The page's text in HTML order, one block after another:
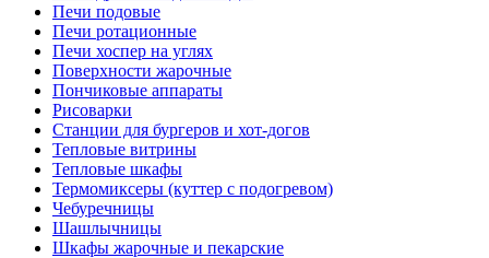
Печи подовые
Печи ротационные
Печи хоспер на углях
Поверхности жарочные
Пончиковые аппараты
Рисоварки
Станции для бургеров и хот-догов
Тепловые витрины
Тепловые шкафы
Термомиксеры (куттер с подогревом)
Чебуречницы
Шашлычницы
Шкафы жарочные и пекарские